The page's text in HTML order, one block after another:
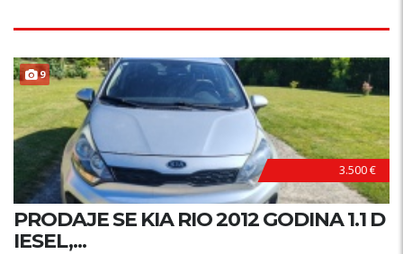
9
3.500 €
PRODAJE SE KIA RIO 2012 GODINA 1.1 D
IESEL,...